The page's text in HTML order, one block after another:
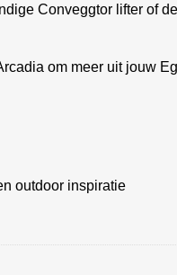
Conveggtor lifter of
om meer uit jouw
outdoor inspiratie